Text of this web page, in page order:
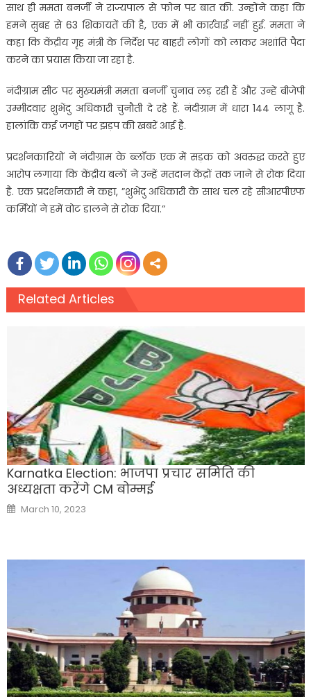
साथ ही ममता बनर्जी ने राज्यपाल से फोन पर बात की. उन्होंने कहा कि
हमने सुबह से 63 शिकायतें की है, एक में भी कार्रवाई नहीं हुई. ममता ने
कहा कि केंद्रीय गृह मंत्री के निर्देश पर बाहरी लोगों को लाकर अशांति पैदा
करने का प्रयास किया जा रहा है.
नंदीग्राम सीट पर मुख्यमंत्री ममता बनर्जी चुनाव लड़ रही हैं और उन्हें बीजेपी
उम्मीदवार शुभेंदु अधिकारी चुनौती दे रहे हैं. नंदीग्राम में धारा 144 लागू है.
हालांकि कई जगहों पर झड़प की खबरें आई है.
प्रदर्शनकारियों ने नंदीग्राम के ब्लॉक एक में सड़क को अवरुद्ध करते हुए
आरोप लगाया कि केंद्रीय बलों ने उन्हें मतदान केंद्रों तक जाने से रोक दिया
है. एक प्रदर्शनकारी ने कहा, ”शुभेंदु अधिकारी के साथ चल रहे सीआरपीएफ
कर्मियों ने हमें वोट डालने से रोक दिया.”
Related Articles
Karnatka Election: भाजपा प्रचार समिति की
अध्यक्षता करेंगे CM बोम्मई
Posted
on
March 10, 2023